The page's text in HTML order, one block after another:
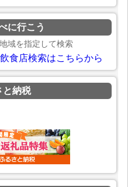
に行こう
域を指定して検索
食店検索はこちらから
と納税